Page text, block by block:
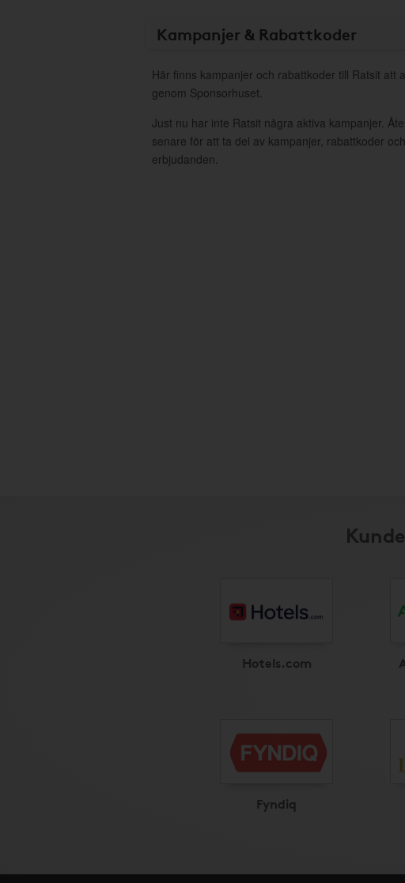
Kampanjer & Rabattkoder
Här finns kampanjer och rabattkoder till Ratsit att
genom Sponsorhuset.
Just nu har inte Ratsit några aktiva kampanjer.
senare för att ta del av kampanjer, rabattkoder
erbjudanden.
Hotels.com
Fyndiq